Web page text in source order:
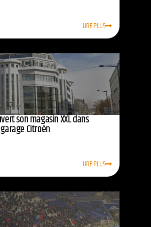
LIRE PLUS
son magasin XXL dans
Citroën
LIRE PLUS